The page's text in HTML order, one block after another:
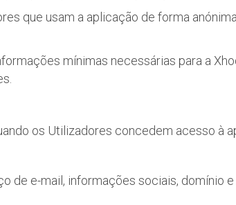
que usam a aplicação de forma
mínimas necessárias para a
os Utilizadores concedem acesso à
de e-mail, informações sociais, domínio